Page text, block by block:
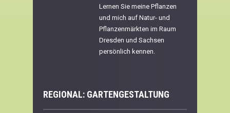
Lernen Sie meine Pflanzen
und mich auf Natur- und
Pflanzenmärkten im Raum
Dresden und Sachsen
persönlich kennen.
REGIONAL: GARTENGESTALTUNG